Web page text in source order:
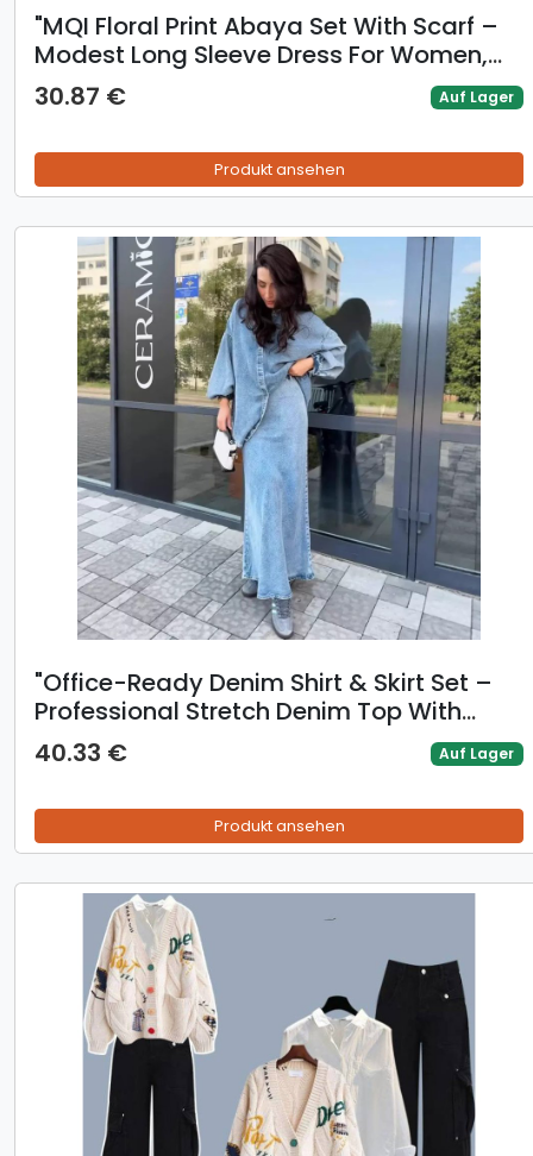
"MQI Floral Print Abaya Set With Scarf –
Modest Long Sleeve Dress For Women,
Middle Eastern Dubai Style, Polyester
Blend, S-XXL
30.87 € Auf Lager
Produkt ansehen
"Office-Ready Denim Shirt & Skirt Set –
Professional Stretch Denim Top With
Pencil Skirt, Smart Casual Workwear For
Women"
40.33 € Auf Lager
Produkt ansehen